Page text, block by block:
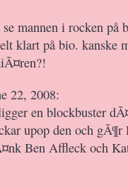
mannen i rocken
klart på bio. kanske
22, 2008:
en blockbuster
upop den och gÃ¶r
Ben Affleck och